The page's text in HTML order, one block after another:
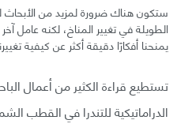
ستكون هناك ضرورة لمزيد من
الطويلة في تغيير المناخ، لكنه عامل
يمنحنا أفكارًا دقيقة أكثر عن كيفية
تستطيع قراءة الكثير من أعمال
الدراماتيكية للتندرا في القطب